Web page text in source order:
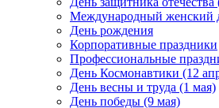
Международный женский
День рождения
Корпоративные праздники
Профессиональные
День Космонавтики (12
День весны и труда (1 мая)
День победы (9 мая)